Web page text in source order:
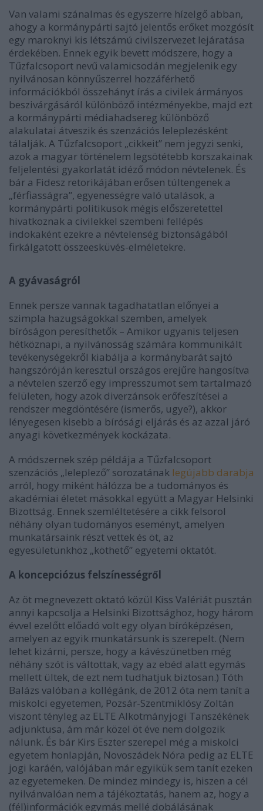
Van valami szánalmas és egyszerre hízelgő abban,
ahogy a kormánypárti sajtó jelentős erőket mozgósít
egy maroknyi kis létszámú civilszervezet lejáratása
érdekében. Ennek egyik bevett módszere, hogy a
Tűzfalcsoport nevű valamicsodán megjelenik egy
nyilvánosan könnyűszerrel hozzáférhető
információkból összehányt írás a civilek ármányos
beszivárgásáról különböző intézményekbe, majd ezt
a kormánypárti médiahadsereg különböző
alakulatai átveszik és szenzációs leleplezésként
tálalják. A Tűzfalcsoport „cikkeit” nem jegyzi senki,
azok a magyar történelem legsötétebb korszakainak
feljelentési gyakorlatát idéző módon névtelenek. És
bár a Fidesz retorikájában erősen túltengenek a
„férfiasságra”, egyenességre való utalások, a
kormánypárti politikusok mégis előszeretettel
hivatkoznak a civilekkel szembeni fellépés
indokaként ezekre a névtelenség biztonságából
firkálgatott összeesküvés-elméletekre.
A gyávaságról
Ennek persze vannak tagadhatatlan előnyei a
szimpla hazugságokkal szemben, amelyek
bíróságon peresíthetők – Amikor ugyanis teljesen
hétköznapi, a nyilvánosság számára kommunikált
tevékenységekről kiabálja a kormánybarát sajtó
hangszóróján keresztül országos erejűre hangosítva
a névtelen szerző egy impresszumot sem tartalmazó
felületen, hogy azok diverzánsok erőfeszítései a
rendszer megdöntésére (ismerős, ugye?), akkor
lényegesen kisebb a bírósági eljárás és az azzal járó
anyagi következmények kockázata.
A módszernek szép példája a Tűzfalcsoport
szenzációs „leleplező” sorozatának legújabb darabja
arról, hogy miként hálózza be a tudományos és
akadémiai életet másokkal együtt a Magyar Helsinki
Bizottság. Ennek szemléltetésére a cikk felsorol
néhány olyan tudományos eseményt, amelyen
munkatársaink részt vettek és öt, az
egyesületünkhöz „köthető” egyetemi oktatót.
A koncepciózus felszínességről
Az öt megnevezett oktató közül Kiss Valériát pusztán
annyi kapcsolja a Helsinki Bizottsághoz, hogy három
évvel ezelőtt előadó volt egy olyan bíróképzésen,
amelyen az egyik munkatársunk is szerepelt. (Nem
lehet kizárni, persze, hogy a kávészünetben még
néhány szót is váltottak, vagy az ebéd alatt egymás
mellett ültek, de ezt nem tudhatjuk biztosan.) Tóth
Balázs valóban a kollégánk, de 2012 óta nem tanít a
miskolci egyetemen, Pozsár-Szentmiklósy Zoltán
viszont tényleg az ELTE Alkotmányjogi Tanszékének
adjunktusa, ám már közel öt éve nem dolgozik
nálunk. És bár Kirs Eszter szerepel még a miskolci
egyetem honlapján, Novoszádek Nóra pedig az ELTE
jogi karáén, valójában már egyikük sem tanít ezeken
az egyetemeken. De mindez mindegy is, hiszen a cél
nyilvánvalóan nem a tájékoztatás, hanem az, hogy a
(fél)információk egymás mellé dobálásának